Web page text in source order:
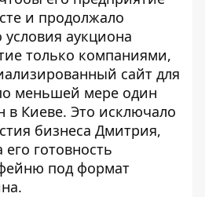
и продолжало
аукциона
только компаниями,
сайт для
меньшей мере один
Киеве. Это исключало
бизнеса Дмитрия,
готовность
под формат